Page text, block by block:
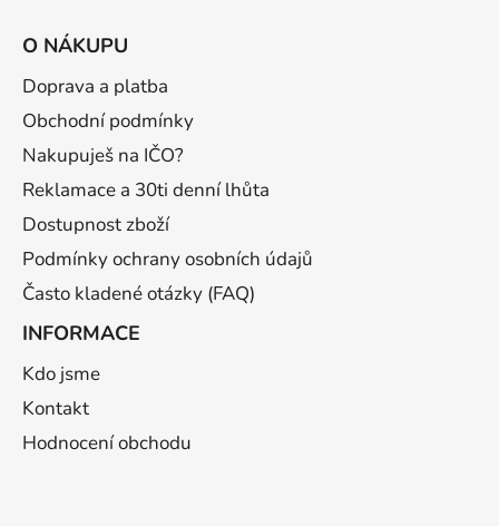
O NÁKUPU
Doprava a platba
Obchodní podmínky
Nakupuješ na IČO?
Reklamace a 30ti denní lhůta
Dostupnost zboží
Podmínky ochrany osobních údajů
Často kladené otázky (FAQ)
INFORMACE
Kdo jsme
Kontakt
Hodnocení obchodu